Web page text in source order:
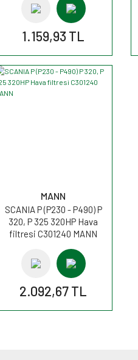
1.159,93 TL
MANN
SCANIA P (P230 - P490) P
320, P 325 320HP Hava
filtresi C301240 MANN
2.092,67 TL